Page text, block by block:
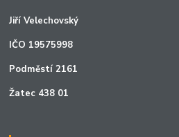
Jiří Velechovský
IČO 19575998
Podměstí 2161
Žatec 438 01